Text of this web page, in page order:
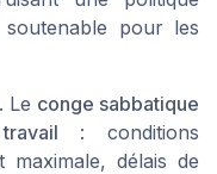
pour les
Le conge sabbatique
: conditions
maximale, délais de